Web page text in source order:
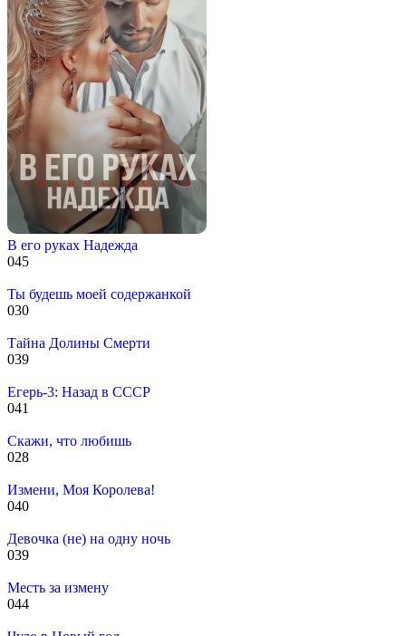
В его руках Надежда
045
Ты будешь моей содержанкой
030
Тайна Долины Смерти
039
Егерь-3: Назад в СССР
041
Скажи, что любишь
028
Измени, Моя Королева!
040
Девочка (не) на одну ночь
039
Месть за измену
044